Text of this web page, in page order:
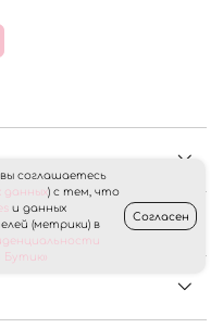
соглашаетесь
данных) с тем, что
и данных
(метрики) в
Бутик»
Согласен